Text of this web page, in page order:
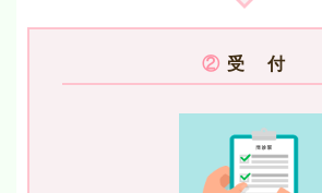
② 受 付